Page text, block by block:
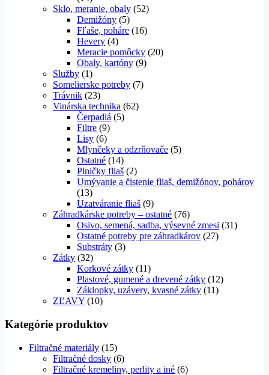
Sklo, meranie, obaly (52)
Demižóny (5)
Fľaše, poháre (16)
Hevery (4)
Meracie pomôcky (20)
Obaly, kartóny (9)
Služby (1)
Somelierske potreby (7)
Trávnik (23)
Vinárska technika (62)
Čerpadlá (5)
Filtre (9)
Lisy (6)
Mlynčeky a odzrňovače (5)
Ostatné (14)
Plničky fliaš (2)
Umývanie a čistenie fliaš, demižónov, pohárov
(13)
Uzatváranie fliaš (9)
Záhradkárske potreby – ostatné (76)
Osivo, semená, sadba, výsevné zmesi (31)
Ostatné potreby pre záhradkárov (27)
Substráty (3)
Zátky (32)
Korkové zátky (11)
Plastové, gumené a drevené zátky (12)
Záklopky, uzávery, kvasné zátky (11)
ZĽAVY (10)
Kategórie produktov
Filtračné materiály (15)
Filtračné dosky (6)
Filtračné kremeliny, perlity a iné (6)